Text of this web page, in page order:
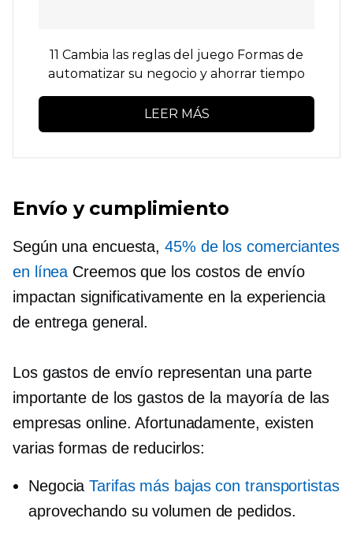
11 Cambia las reglas del juego Formas de
automatizar su negocio y ahorrar tiempo
LEER MÁS
Envío y cumplimiento
Según una encuesta, 45% de los comerciantes
en líneaCreemos que los costos de envío
impactan significativamente en la experiencia
de entrega general.
Los gastos de envío representan una parte
importante de los gastos de la mayoría de las
empresas online. Afortunadamente, existen
varias formas de reducirlos:
NegociaTarifas más bajas con transportistas
aprovechando su volumen de pedidos.